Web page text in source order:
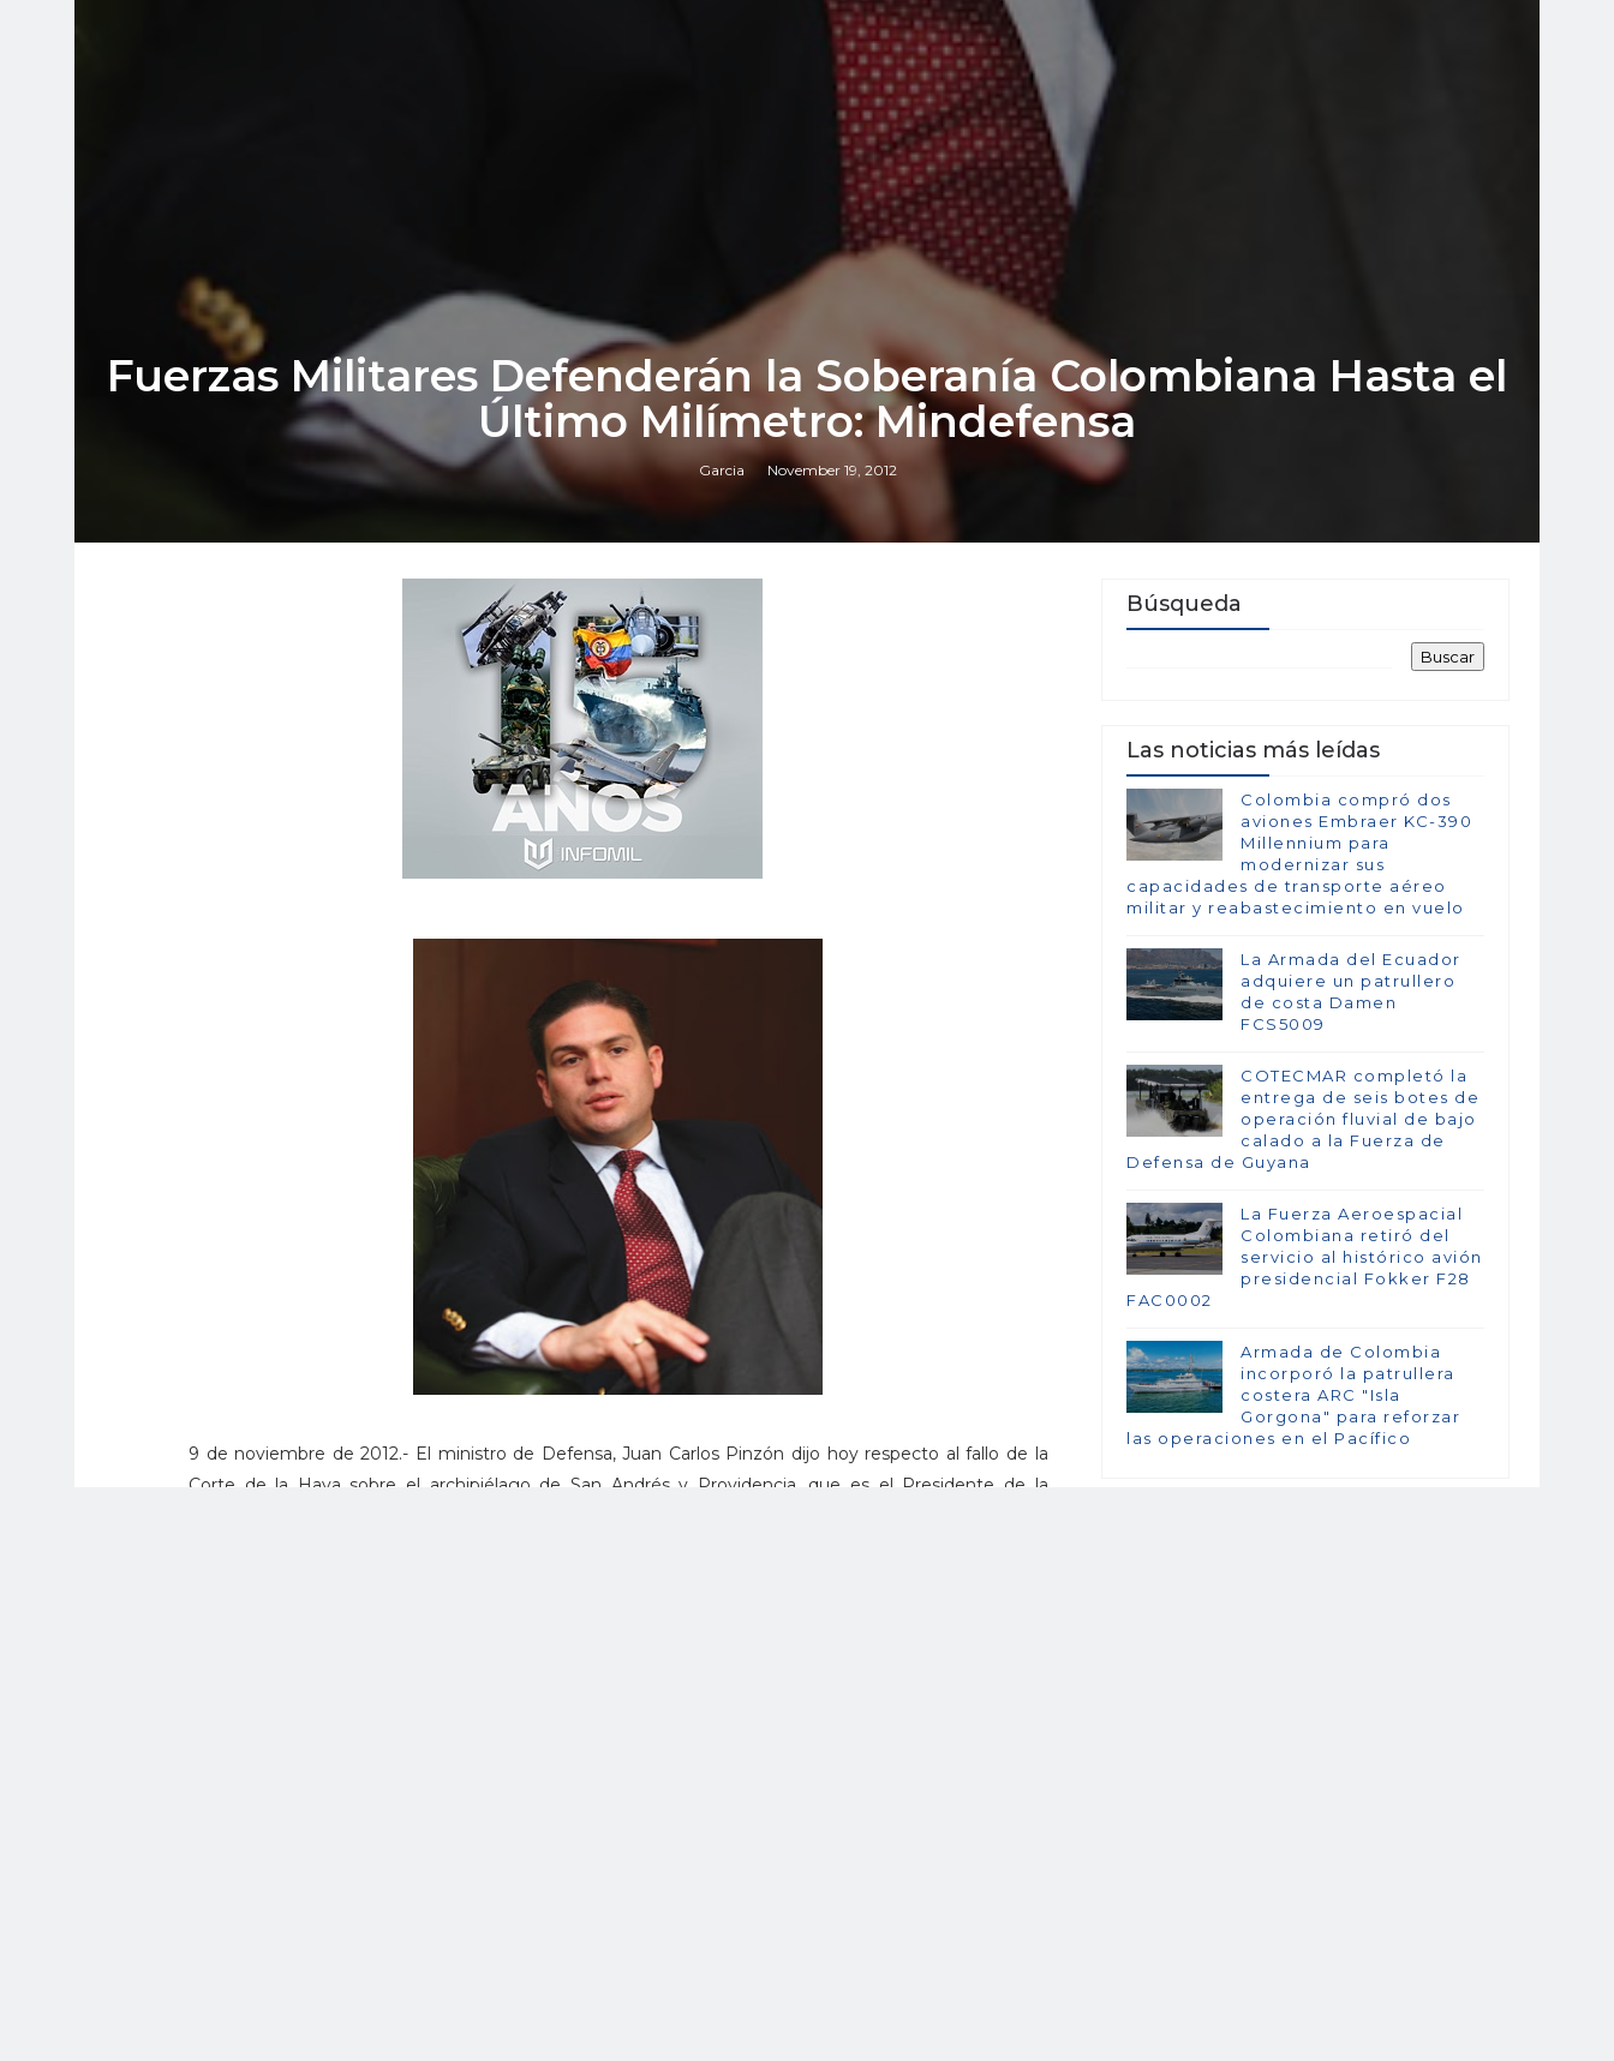
Fuerzas Militares Defenderán la Soberanía Colombiana Hasta el
Último Milímetro: Mindefensa
Garcia November 19, 2012
9 de noviembre de 2012.- El ministro de Defensa, Juan Carlos Pinzón dijo hoy respecto al fallo de la
Corte de la Haya sobre el archipiélago de San Andrés y Providencia, que es el Presidente de la
Búsqueda
Las noticias más leídas
Colombia compró dos
aviones Embraer KC-390
Millennium para
modernizar sus
capacidades de transporte aéreo
militar y reabastecimiento en vuelo
La Armada del Ecuador
adquiere un patrullero
de costa Damen
FCS5009
COTECMAR completó la
entrega de seis botes de
operación fluvial de bajo
calado a la Fuerza de
Defensa de Guyana
La Fuerza Aeroespacial
Colombiana retiró del
servicio al histórico avión
presidencial Fokker F28
FAC0002
Armada de Colombia
incorporó la patrullera
costera ARC "Isla
Gorgona" para reforzar
las operaciones en el Pacífico